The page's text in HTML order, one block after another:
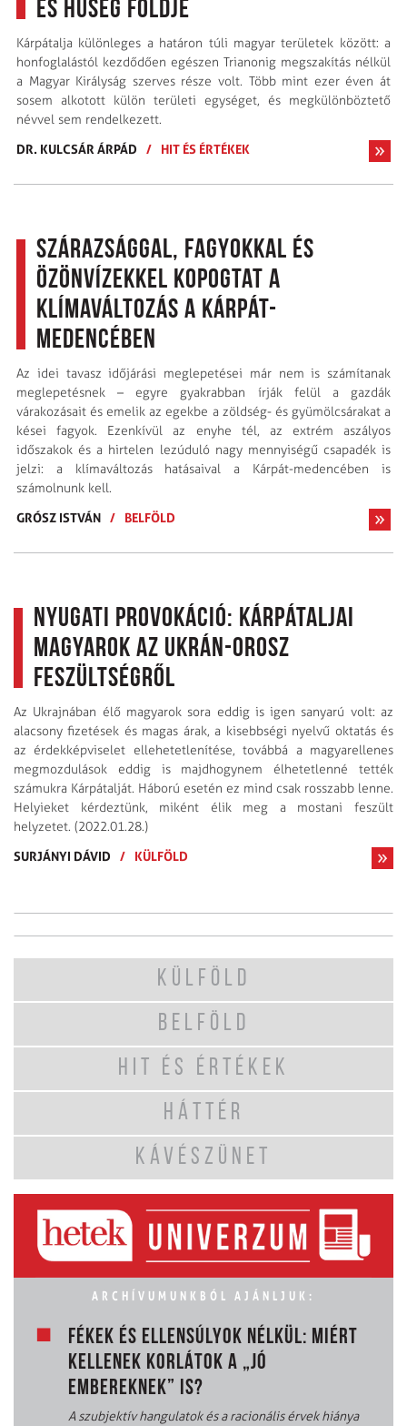
és hűség földje
Kárpátalja különleges a határon túli magyar területek között: a
honfoglalástól kezdődően egészen Trianonig megszakítás nélkül
a Magyar Királyság szerves része volt. Több mint ezer éven át
sosem alkotott külön területi egységet, és megkülönböztető
névvel sem rendelkezett.
DR. KULCSÁR ÁRPÁD
/ HIT ÉS ÉRTÉKEK
Szárazsággal, fagyokkal és
özönvízekkel kopogtat a
klímaváltozás a Kárpát-
medencében
Az idei tavasz időjárási meglepetései már nem is számítanak
meglepetésnek – egyre gyakrabban írják felül a gazdák
várakozásait és emelik az egekbe a zöldség- és gyümölcsárakat a
kései fagyok. Ezenkívül az enyhe tél, az extrém aszályos
időszakok és a hirtelen lezúduló nagy mennyiségű csapadék is
jelzi: a klímaváltozás hatásaival a Kárpát-medencében is
számolnunk kell.
GRÓSZ ISTVÁN / BELFÖLD
Nyugati provokáció: kárpátaljai
magyarok az ukrán-orosz
feszültségről
Az Ukrajnában élő magyarok sora eddig is igen sanyarú volt: az
alacsony fizetések és magas árak, a kisebbségi nyelvű oktatás és
az érdekképviselet ellehetetlenítése, továbbá a magyarellenes
megmozdulások eddig is majdhogynem élhetetlenné tették
számukra Kárpátalját. Háború esetén ez mind csak rosszabb lenne.
Helyieket kérdeztünk, miként élik meg a mostani feszült
helyzetet. (2022.01.28.)
SURJÁNYI DÁVID
/ KÜLFÖLD
KÜLFÖLD
BELFÖLD
HIT ÉS ÉRTÉKEK
HÁTTÉR
KÁVÉSZÜNET
ARCHÍVUMUNKBÓL AJÁNLJUK:
FÉKEK ÉS ELLENSÚLYOK NÉLKÜL: MIÉRT
KELLENEK KORLÁTOK A „JÓ
EMBEREKNEK” IS?
A szubjektív hangulatok és a racionális érvek hiánya